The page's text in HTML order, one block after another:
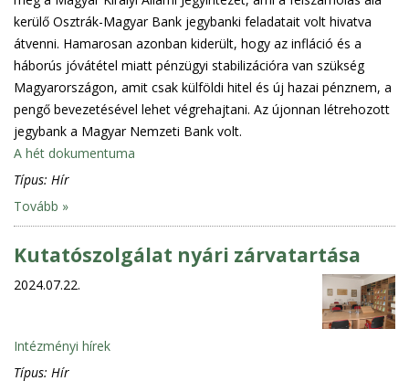
kerülő Osztrák-Magyar Bank jegybanki feladatait volt hivatva
átvenni. Hamarosan azonban kiderült, hogy az infláció és a
háborús jóvátétel miatt pénzügyi stabilizációra van szükség
Magyarországon, amit csak külföldi hitel és új hazai pénznem, a
pengő bevezetésével lehet végrehajtani. Az újonnan létrehozott
jegybank a Magyar Nemzeti Bank volt.
A hét dokumentuma
Típus: Hír
Tovább »
Kutatószolgálat nyári zárvatartása
2024.07.22.
Intézményi hírek
Típus: Hír